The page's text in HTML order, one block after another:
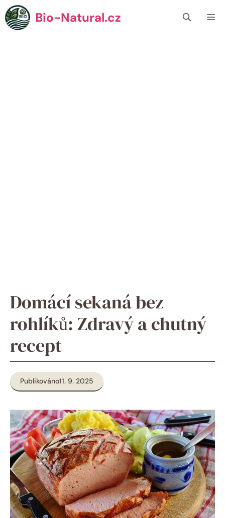
Přeskočit
na
obsah
Bio-Natural.cz
Domácí sekaná bez
rohlíků: Zdravý a chutný
recept
Publikováno11. 9. 2025